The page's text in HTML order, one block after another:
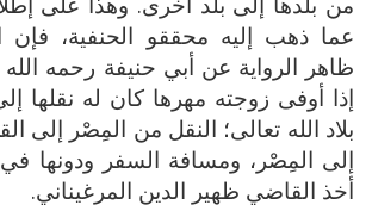
عما ذهب إليه محققو الحنفية، فإن
ظاهر الرواية عن أبي حنيفة رحمه
إذا أوفى زوجته مهرها كان له
بلاد الله تعالى؛ النقل من المِصْر إلى
إلى المِصْر، ومسافة السفر ودونها
أخذ القاضي ظهير الدين المرغيناني.